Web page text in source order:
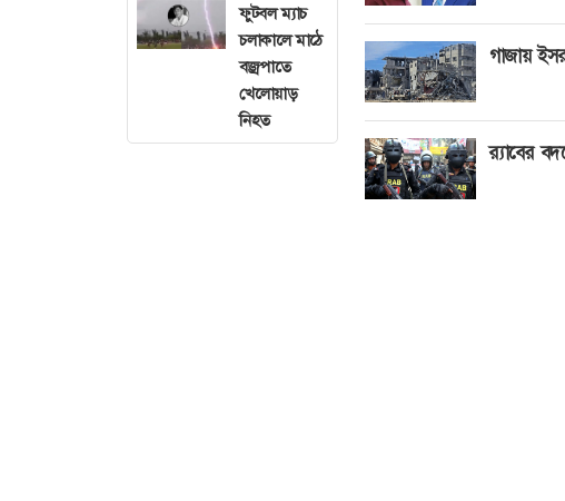
ফুটবল ম্যাচ
চলাকালে মাঠে
বজ্রপাতে
খেলোয়াড়
নিহত
গাজায়
র‍্যাবের